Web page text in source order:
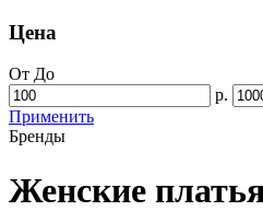
Цена
От До
р.
Применить
Бренды
Женские